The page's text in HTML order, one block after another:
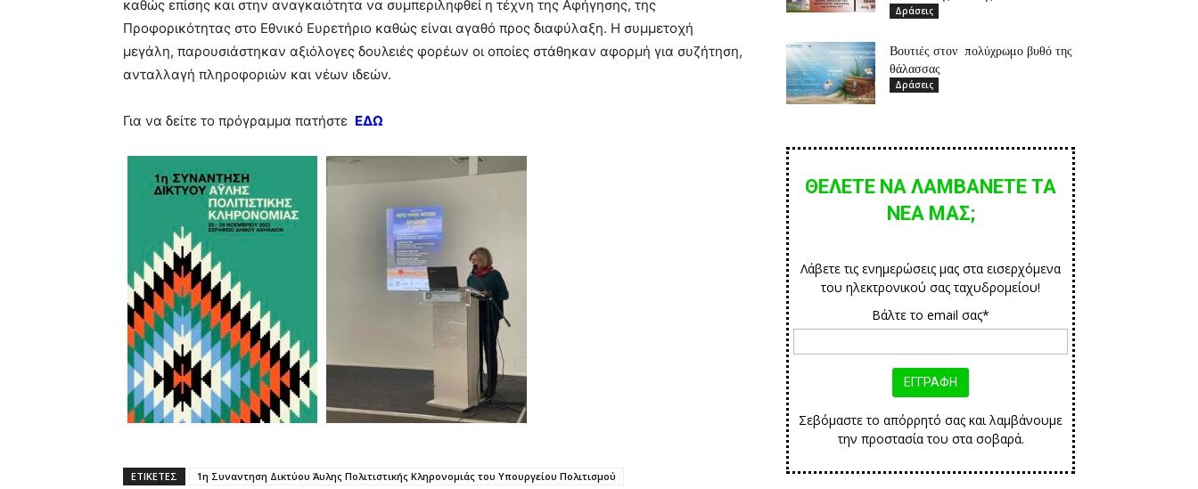
καθώς επίσης και στην αναγκαιότητα να συμπεριληφθεί η τέχνη της Αφήγησης, της
Προφορικότητας στο Εθνικό Ευρετήριο καθώς είναι αγαθό προς διαφύλαξη. Η συμμετοχή
μεγάλη, παρουσιάστηκαν αξιόλογες δουλειές φορέων οι οποίες στάθηκαν αφορμή για συζήτηση,
ανταλλαγή πληροφοριών και νέων ιδεών.
Για να δείτε το πρόγραμμα πατήστε ΕΔΩ
ΕΤΙΚΕΤΕΣ
1η Συναντηση Δικτύου Άυλης Πολιτιστικής Κληρονομιάς του Υπουργείου Πολιτισμού
Δράσεις
Βουτιές στον πολύχρωμο βυθό της
θάλασσας
Δράσεις
ΘΕΛΕΤΕ ΝΑ ΛΑΜΒΑΝΕΤΕ ΤΑ
ΝΕΑ ΜΑΣ;
Λάβετε τις ενημερώσεις μας στα εισερχόμενα
του ηλεκτρονικού σας ταχυδρομείου!
Βάλτε το email σας*
Σεβόμαστε το απόρρητό σας και λαμβάνουμε
την προστασία του στα σοβαρά.